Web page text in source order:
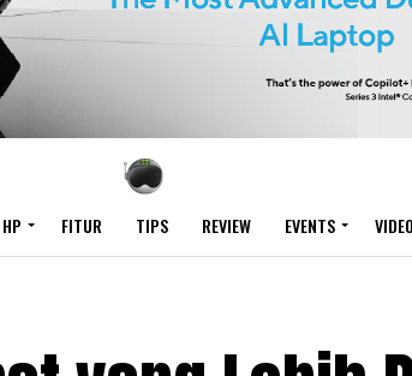
FITUR TIPS REVIEW EVENTS